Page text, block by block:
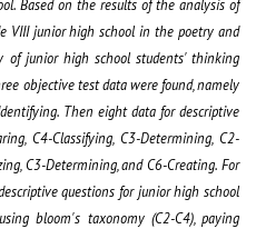
Based on the results of the analysis of
VIII junior high school in the poetry and
of junior high school students' thinking
objective test data were found, namely
Then eight data for descriptive
C4-Classifying, C3-Determining, C2-
C3-Determining, and C6-Creating. For
questions for junior high school
bloom's taxonomy (C2-C4), paying